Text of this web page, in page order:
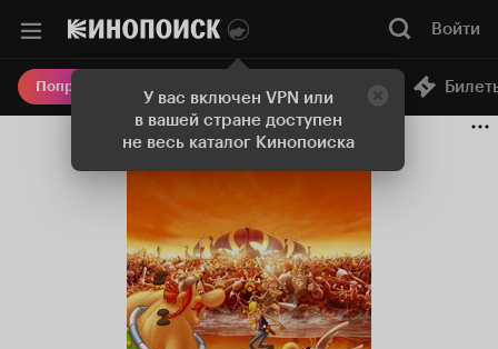
У вас включен VPN или
в вашей стране доступен
не весь каталог Кинопоиска
Войти
Попробовать Плюс Онлайн-кинотеатр